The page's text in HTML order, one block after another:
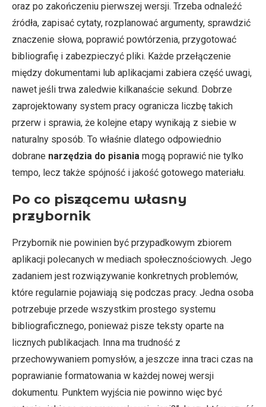
oraz po zakończeniu pierwszej wersji. Trzeba odnaleźć
źródła, zapisać cytaty, rozplanować argumenty, sprawdzić
znaczenie słowa, poprawić powtórzenia, przygotować
bibliografię i zabezpieczyć pliki. Każde przełączenie
między dokumentami lub aplikacjami zabiera część uwagi,
nawet jeśli trwa zaledwie kilkanaście sekund. Dobrze
zaprojektowany system pracy ogranicza liczbę takich
przerw i sprawia, że kolejne etapy wynikają z siebie w
naturalny sposób. To właśnie dlatego odpowiednio
dobrane narzędzia do pisania mogą poprawić nie tylko
tempo, lecz także spójność i jakość gotowego materiału.
Po co piszącemu własny
przybornik
Przybornik nie powinien być przypadkowym zbiorem
aplikacji polecanych w mediach społecznościowych. Jego
zadaniem jest rozwiązywanie konkretnych problemów,
które regularnie pojawiają się podczas pracy. Jedna osoba
potrzebuje przede wszystkim prostego systemu
bibliograficznego, ponieważ pisze teksty oparte na
licznych publikacjach. Inna ma trudność z
przechowywaniem pomysłów, a jeszcze inna traci czas na
poprawianie formatowania w każdej nowej wersji
dokumentu. Punktem wyjścia nie powinno więc być